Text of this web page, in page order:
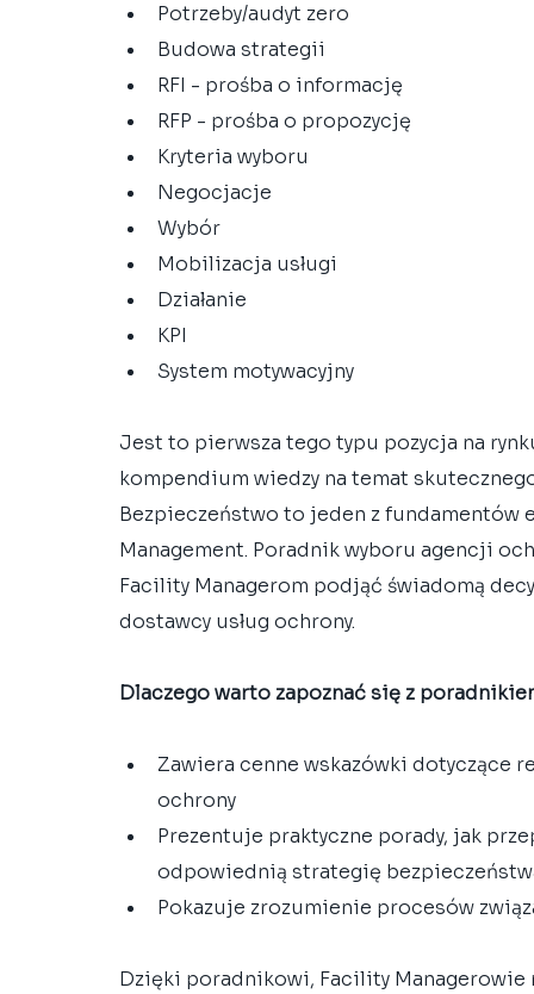
Potrzeby/audyt zero
Budowa strategii
RFI - prośba o informację
RFP - prośba o propozycję
Kryteria wyboru
Negocjacje
Wybór
Mobilizacja usługi
Działanie
KPI
System motywacyjny
Jest to pierwsza tego typu pozycja na
kompendium wiedzy na temat
Bezpieczeństwo to jeden z fundamentów
Management. Poradnik wyboru agencji
Facility Managerom podjąć świadomą
dostawcy usług ochrony.
Dlaczego warto zapoznać się z
Zawiera cenne wskazówki dotyczące
ochrony
Prezentuje praktyczne porady, jak
odpowiednią strategię
Pokazuje zrozumienie procesów
Dzięki poradnikowi, Facility